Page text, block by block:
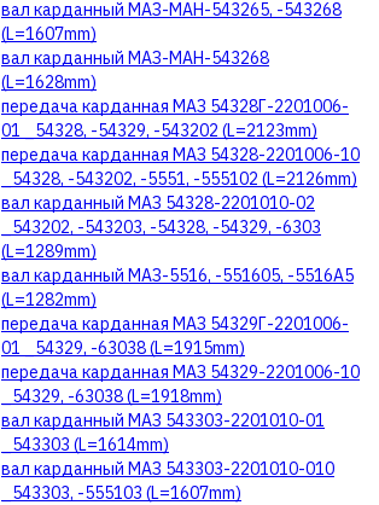
вал карданный МАЗ-МАН-543265, -543268
(L=1607mm)
вал карданный МАЗ-МАН-543268
(L=1628mm)
передача карданная МАЗ 54328Г-2201006-
01 _54328, -54329, -543202 (L=2123mm)
передача карданная МАЗ 54328-2201006-10
_54328, -543202, -5551, -555102 (L=2126mm)
вал карданный МАЗ 54328-2201010-02
_543202, -543203, -54328, -54329, -6303
(L=1289mm)
вал карданный МАЗ-5516, -551605, -5516А5
(L=1282mm)
передача карданная МАЗ 54329Г-2201006-
01 _54329, -63038 (L=1915mm)
передача карданная МАЗ 54329-2201006-10
_54329, -63038 (L=1918mm)
вал карданный МАЗ 543303-2201010-01
_543303 (L=1614mm)
вал карданный МАЗ 543303-2201010-010
_543303, -555103 (L=1607mm)